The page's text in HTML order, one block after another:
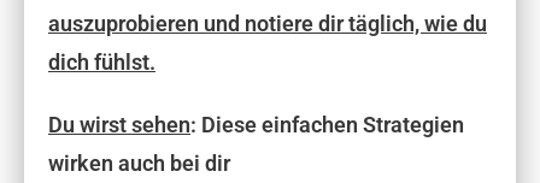
auszuprobieren und notiere dir täglich, wie du
dich fühlst.
Du wirst sehen: Diese einfachen Strategien
wirken auch bei dir